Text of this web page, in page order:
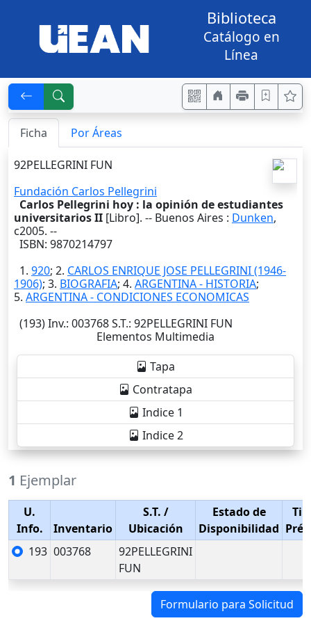
Biblioteca
Catálogo en
Línea
Ficha Por Áreas
92PELLEGRINI FUN
Fundación Carlos Pellegrini
Carlos Pellegrini hoy : la opinión de estudiantes
universitarios II [Libro]. -- Buenos Aires : Dunken,
c2005. --
ISBN: 9870214797
1. 920; 2. CARLOS ENRIQUE JOSE PELLEGRINI (1946-
1906); 3. BIOGRAFIA; 4. ARGENTINA - HISTORIA;
5. ARGENTINA - CONDICIONES ECONOMICAS
(193)Inv.: 003768S.T.: 92PELLEGRINI FUN
Elementos Multimedia
Tapa
Contratapa
Indice 1
Indice 2
1 Ejemplar
U.
Info.
Inventario
S.T. /
Ubicación
Estado de
Disponibilidad
193 003768
92PELLEGRINI
FUN
Formulario para Solicitud